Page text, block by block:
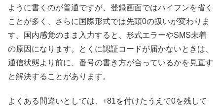
ように書くのが普通ですが、登録画面ではハイフンを省く
ことが多く、さらに国際形式では先頭0の扱いが変わりま
す。国内感覚のまま入力すると、形式エラーやSMS未着
の原因になります。とくに認証コードが届かないときは、
通信状態より前に、番号の書き方が合っているかを見直す
と解決することがあります。
よくある間違いとしては、+81を付けたうえで0を残して